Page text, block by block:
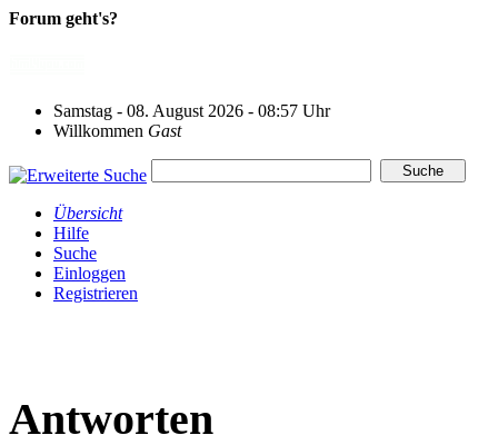
Forum geht's?
Samstag - 08. August 2026 - 08:57 Uhr
Willkommen Gast
Übersicht
Hilfe
Suche
Einloggen
Registrieren
Antworten